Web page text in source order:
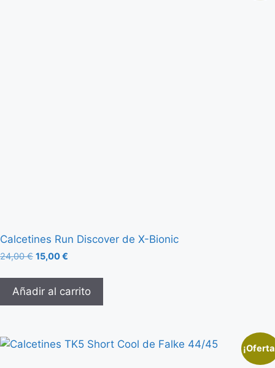
Calcetines Run Discover de X-Bionic
24,00€ 15,00€
Añadir al carrito